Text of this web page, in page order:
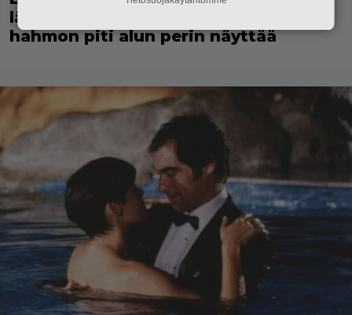
lähettämä kirje löytyi – tältä 007-
hahmon piti alun perin näyttää